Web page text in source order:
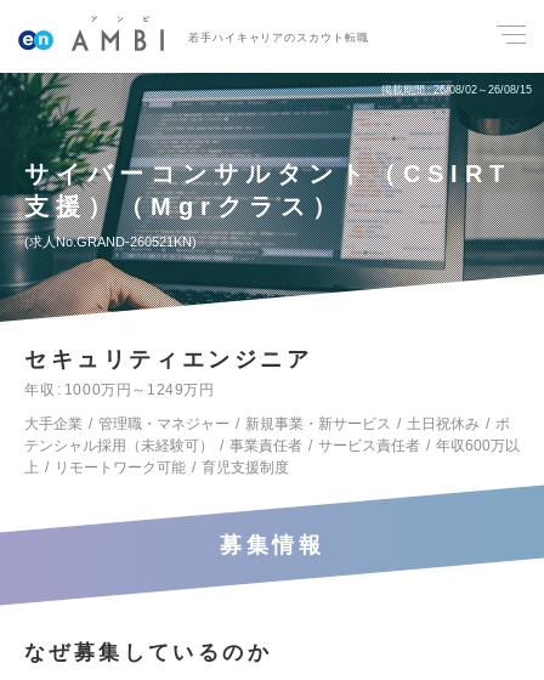
若手ハイキャリアのスカウト転職
掲載期間 26/08/02～26/08/15
サイバーコンサルタント（CSIRT
支援）（Mgrクラス）
求人No.GRAND-260521KN
セキュリティエンジニア
年収
1000万円～1249万円
大手企業
管理職・マネジャー 新規事業・新サービス 土日祝休み
ポ
テンシャル採用（未経験可）
事業責任者 サービス責任者
年収600万以
上
リモートワーク可能 育児支援制度
募集情報
なぜ募集しているのか